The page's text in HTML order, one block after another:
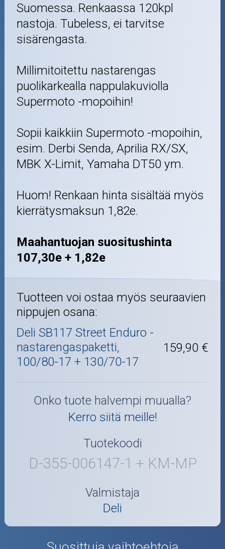
Suomessa. Renkaassa 120kpl
nastoja. Tubeless, ei tarvitse
sisärengasta.
Millimitoitettu nastarengas
puolikarkealla nappulakuviolla
Supermoto -mopoihin!
Sopii kaikkiin Supermoto -mopoihin,
esim. Derbi Senda, Aprilia RX/SX,
MBK X-Limit, Yamaha DT50 ym.
Huom! Renkaan hinta sisältää myös
kierrätysmaksun 1,82e.
Maahantuojan suositushinta
107,30e + 1,82e
Tuotteen voi ostaa myös seuraavien
nippujen osana:
Deli SB117 Street Enduro -
nastarengaspaketti,
100/80-17 + 130/70-17
159,90 €
Onko tuote halvempi muualla?
Kerro siitä meille!
Tuotekoodi
D-355-006147-1 + KM-MP
Valmistaja
Deli